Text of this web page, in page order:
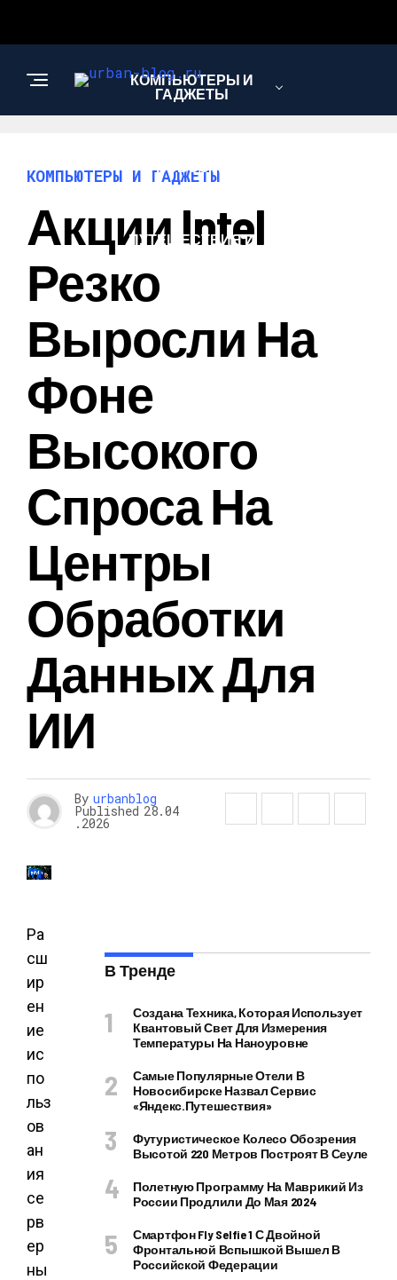
КОМПЬЮТЕРЫ И
ГАДЖЕТЫ
НОВОСТИ
ПУТЕШЕСТВИЯ И
КОМПЬЮТЕРЫ И ГАДЖЕТЫ
Акции Intel
Резко
Выросли На
Фоне
Высокого
Спроса На
Центры
Обработки
Данных Для
ИИ
By urbanblog
Published 28.04
.2026
Ра
сш
ир
ен
ие
ис
по
льз
ов
ан
ия
се
рв
ер
ны
В Тренде
Создана Техника, Которая Использует
Квантовый Свет Для Измерения
Температуры На Наноуровне
Самые Популярные Отели В
Новосибирске Назвал Сервис
«Яндекс.Путешествия»
Футуристическое Колесо Обозрения
Высотой 220 Метров Построят В Сеуле
Полетную Программу На Маврикий Из
России Продлили До Мая 2024
Смартфон Fly Selfie 1 С Двойной
Фронтальной Вспышкой Вышел В
Российской Федерации